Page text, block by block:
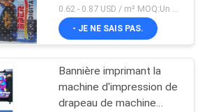
DTF UV
120
0.62 - 0.87 USD / m² MOQ:Un petit pain (approximativement 100m par petit pain)
- JE NE SAIS PAS.
Bannière imprimant la
machine d'impression de
drapeau de machine